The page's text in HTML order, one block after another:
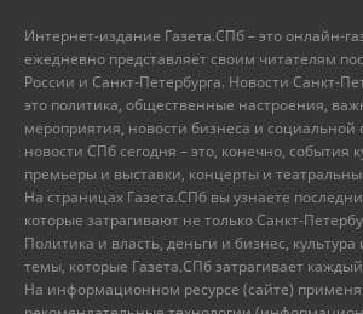
Интернет-издание Газета.СПб – это онлайн-
ежедневно представляет своим читателям
России и Санкт-Петербурга. Новости Санкт-
это политика, общественные настроения,
мероприятия, новости бизнеса и социальной
новости СПб сегодня – это, конечно, события
премьеры и выставки, концерты и
На страницах Газета.СПб вы узнаете
которые затрагивают не только Санкт-
Политика и власть, деньги и бизнес, культура
темы, которые Газета.СПб затрагивает
На информационном ресурсе (сайте)